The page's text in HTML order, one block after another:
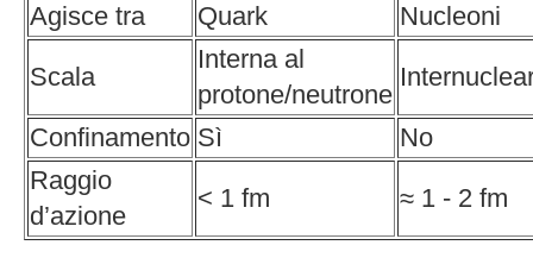
Agisce tra
Quark Nucleoni
Scala
Interna al
protone/neutrone
Confinamento Sì
No
Raggio
d’azione
< 1 fm ≈ 1 - 2 fm